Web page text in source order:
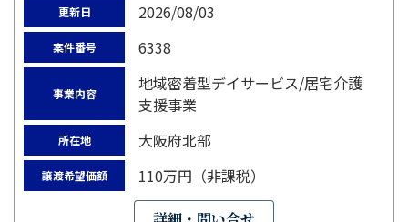
更新日 2026/08/03
案件番号 6338
事業内容
地域密着型デイサービス/居宅介護
支援事業
所在地 大阪府北部
譲渡希望価額 110万円（非課税）